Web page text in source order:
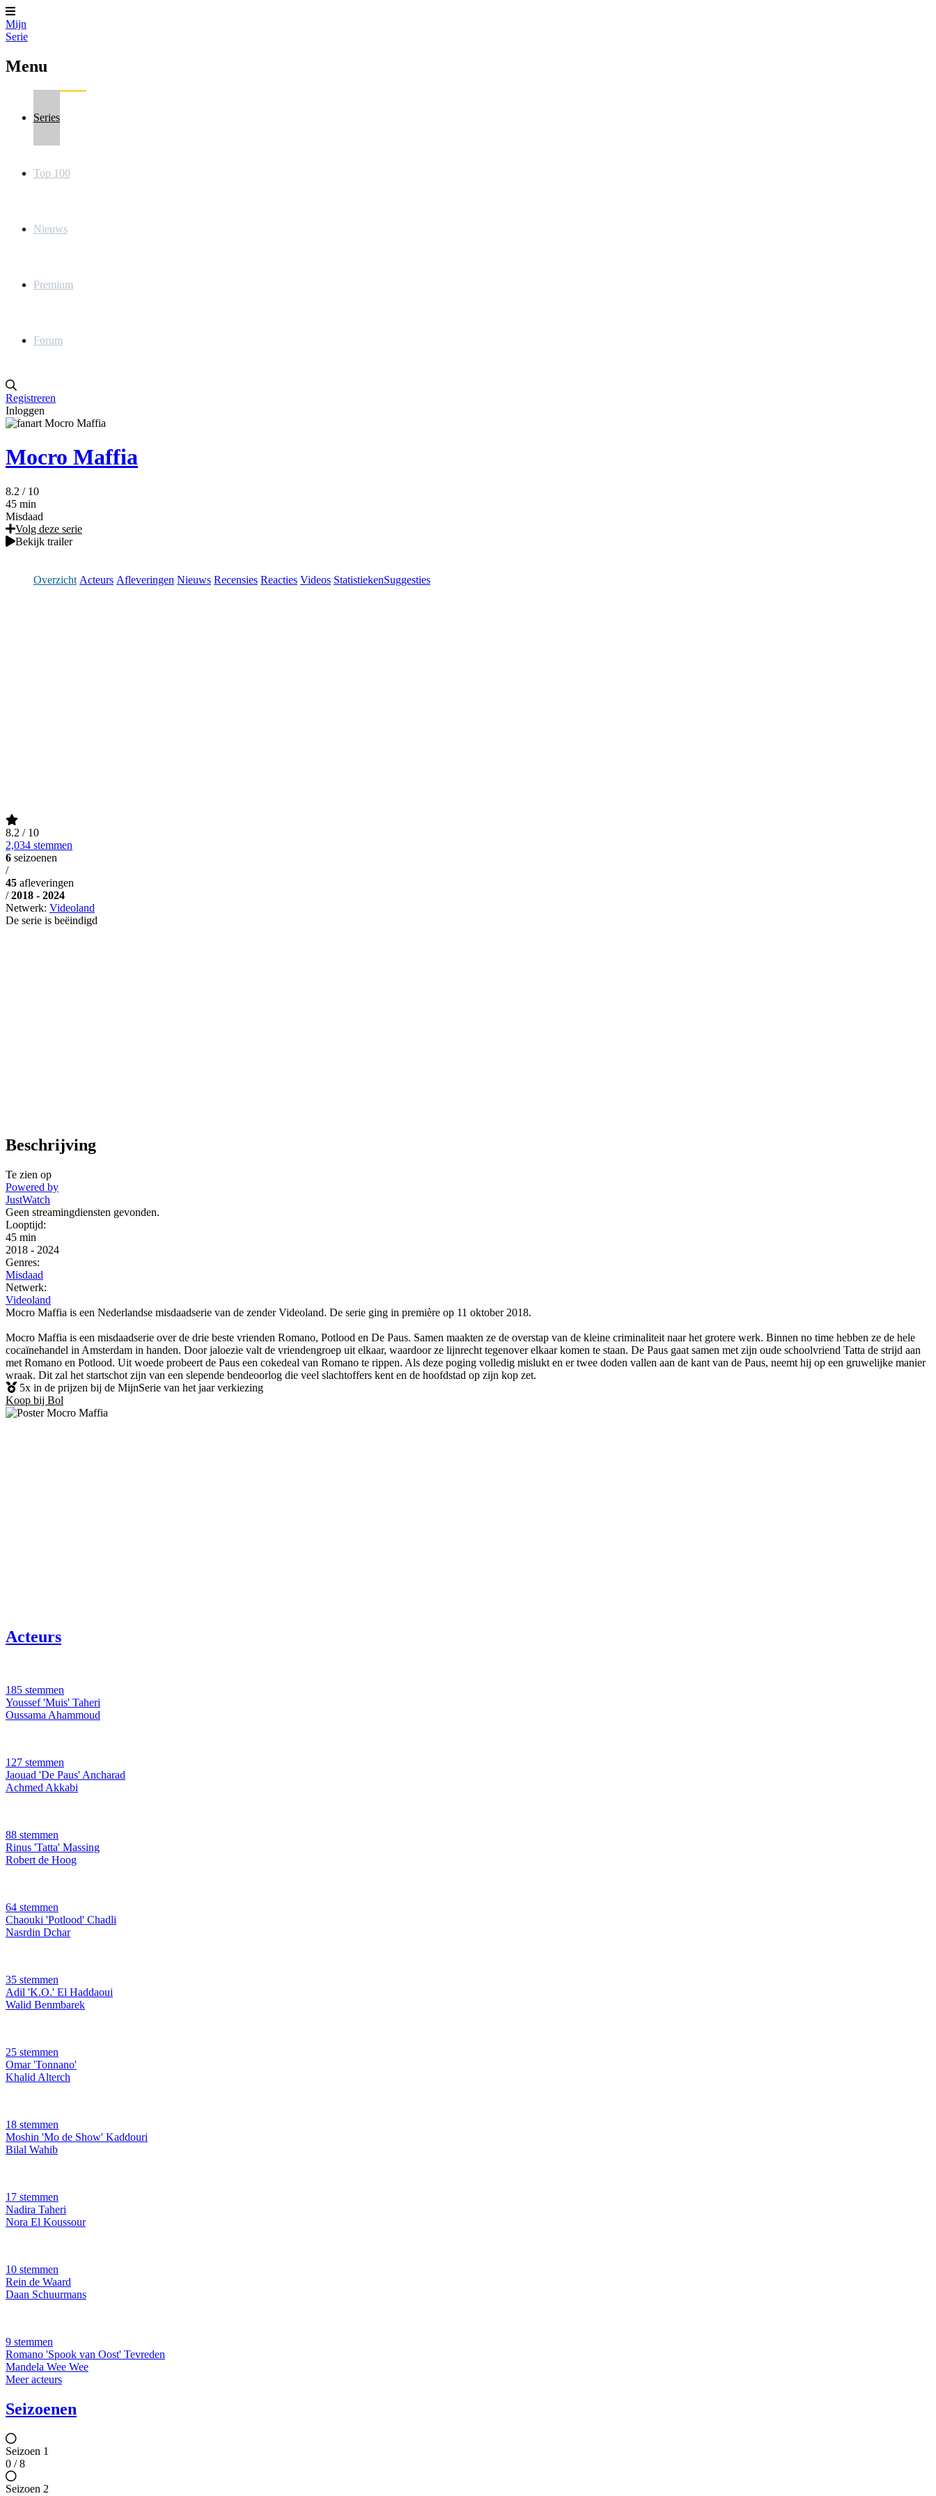
Mijn
Serie
Menu
Series
Top 100
Nieuws
Premium
Forum
Registreren
Inloggen
Mocro Maffia
8.2 / 10
45 min
Misdaad
Volg deze serie
Bekijk trailer
Overzicht Acteurs Afleveringen Nieuws Recensies Reacties Videos StatistiekenSuggesties
8.2 / 10
2,034 stemmen
6 seizoenen
/
45 afleveringen
/ 2018 - 2024
Netwerk: Videoland
De serie is beëindigd
Beschrijving
Te zien op
Powered by
JustWatch
Geen streamingdiensten gevonden.
Looptijd:
45 min
2018 - 2024
Genres:
Misdaad
Netwerk:
Videoland
Mocro Maffia is een Nederlandse misdaadserie van de zender Videoland. De serie ging in première op 11 oktober 2018.
Mocro Maffia is een misdaadserie over de drie beste vrienden Romano, Potlood en De Paus. Samen maakten ze de overstap van de kleine criminaliteit naar het grotere werk. Binnen no time hebben ze de hele
cocaïnehandel in Amsterdam in handen. Door jaloezie valt de vriendengroep uit elkaar, waardoor ze lijnrecht tegenover elkaar komen te staan. De Paus gaat samen met zijn oude schoolvriend Tatta de strijd aan
met Romano en Potlood. Uit woede probeert de Paus een cokedeal van Romano te rippen. Als deze poging volledig mislukt en er twee doden vallen aan de kant van de Paus, neemt hij op een gruwelijke manier
wraak. Dit zal het startschot zijn van een slepende bendeoorlog die veel slachtoffers kent en de hoofdstad op zijn kop zet.
5x in de prijzen bij de MijnSerie van het jaar verkiezing
Koop bij Bol
Acteurs
185 stemmen
Youssef 'Muis' Taheri
Oussama Ahammoud
127 stemmen
Jaouad 'De Paus' Ancharad
Achmed Akkabi
88 stemmen
Rinus 'Tatta' Massing
Robert de Hoog
64 stemmen
Chaouki 'Potlood' Chadli
Nasrdin Dchar
35 stemmen
Adil 'K.O.' El Haddaoui
Walid Benmbarek
25 stemmen
Omar 'Tonnano'
Khalid Alterch
18 stemmen
Moshin 'Mo de Show' Kaddouri
Bilal Wahib
17 stemmen
Nadira Taheri
Nora El Koussour
10 stemmen
Rein de Waard
Daan Schuurmans
9 stemmen
Romano 'Spook van Oost' Tevreden
Mandela Wee Wee
Meer acteurs
Seizoenen
Seizoen 1
0 / 8
Seizoen 2